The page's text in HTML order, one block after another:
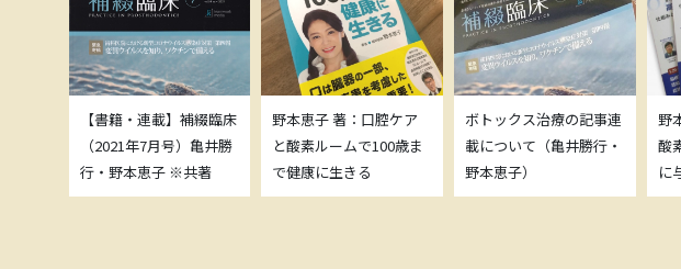
【書籍・連載】補綴臨床
（2021年7月号）亀井勝
行・野本恵子 ※共著
野本恵子 著：口腔ケア
と酸素ルームで100歳ま
で健康に生きる
ボトックス治療の記事連
載について（亀井勝行・
野本恵子）
野
酸
に